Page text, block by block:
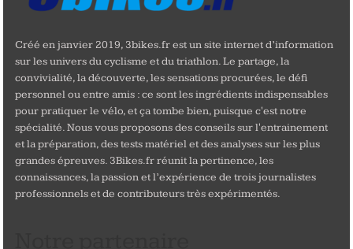
Créé en janvier 2019, 3bikes.fr est un site internet d’information
sur les univers du cyclisme et du triathlon. Le partage, la
convivialité, la découverte, les sensations procurées, le défi
personnel ou entre amis : ce sont les ingrédients indispensables
pour pratiquer le vélo, et ça tombe bien, puisque c'est notre
spécialité. Nous vous proposons des conseils sur l'entrainement
et la préparation, des tests matériel et des analyses sur les plus
grandes épreuves. 3Bikes.fr réunit la pertinence, les
connaissances, la passion et l’expérience de trois journalistes
professionnels et de contributeurs très expérimentés.